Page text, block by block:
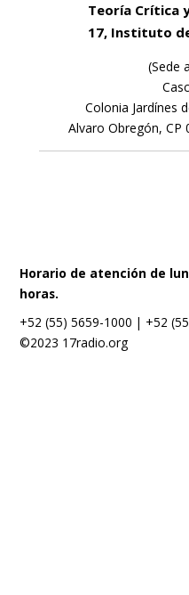
Teoría Crítica
17, Instituto
(Sede
Colonia Jardínes
Alvaro Obregón, CP
Horario de atención de
horas.
+52 (55) 5659-1000 | +52
©2023 17radio.org